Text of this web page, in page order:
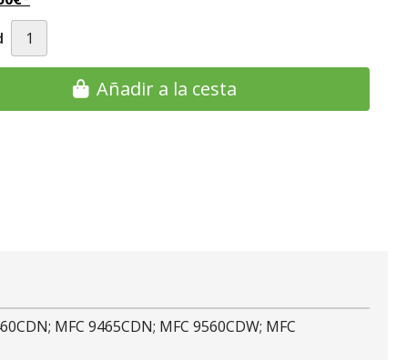
Añadir a la cesta
MFC 9465CDN; MFC 9560CDW; MFC